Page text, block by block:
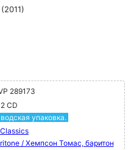
(2011)
289173
2 CD
упаковка.
/ Хемпсон Томас, баритон